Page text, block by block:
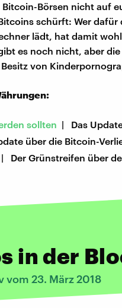
Börsen nicht auf
schürft: Wer dafür
lädt, hat damit
es noch nicht, aber die
von
sollten | Das
über die Bitcoin-
| Der Grünstreifen über
in der
vom 23. März 2018